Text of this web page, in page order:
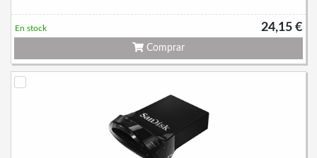
24,15 €
En stock
Comprar